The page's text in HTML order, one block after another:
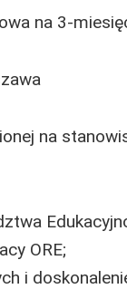
na 3-
na
ORE;
i